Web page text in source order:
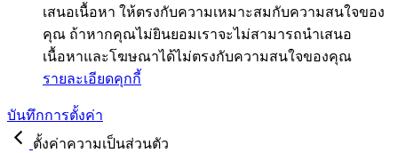
เสนอเนื้อหา ให้ตรงกับความเหมาะสมกับความสนใจของ
คุณ ถ้าหากคุณไม่ยินยอมเราจะไม่สามารถนำเสนอ
เนื้อหาและโฆษณาได้ไม่ตรงกับความสนใจของคุณ
รายละเอียดคุกกี้
บันทึกการตั้งค่า
ตั้งค่าความเป็นส่วนตัว